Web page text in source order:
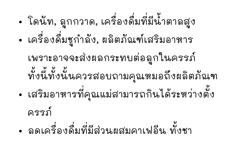
โดนัท, ลูกกวาด, เครื่องดื่มที่มีน้ำตาลสูง
เครื่องดื่มชูกำลัง, ผลิตภัณฑ์เสริมอาหาร
เพราะอาจจะส่งผลกระทบต่อลูกในครรภ์
ทั้งนี้ทั้งนั้นควรสอบถามคุณหมอถึงผลิตภัณฑ
เสริมอาหารที่คุณแม่สามารถกินได้ระหว่างตั้ง
ครรภ์
ลดเครื่องดื่มที่มีส่วนผสมคาเฟอีน ทั้งชา